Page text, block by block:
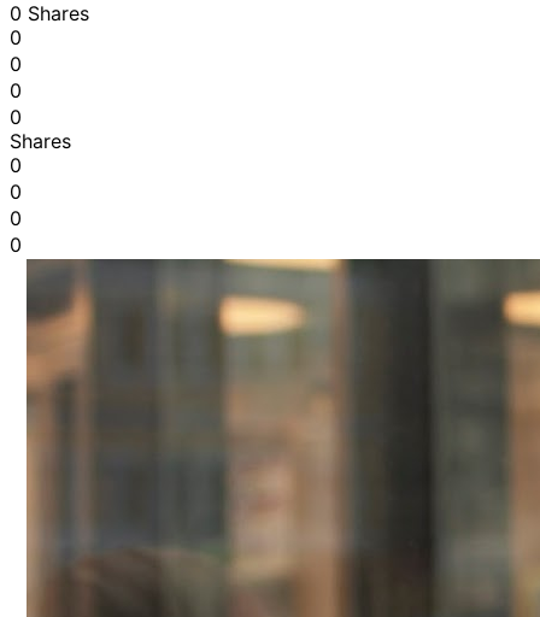
0 Shares
0
0
0
0
Shares
0
0
0
0